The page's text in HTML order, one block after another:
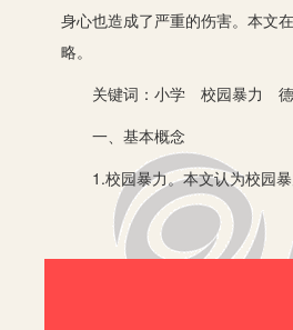
身心也造成了严重的伤害。本文
略。
关键词：小学 校园暴力
一、基本概念
1.校园暴力。本文认为校园暴
家长或教师及时察觉、引导和
2.德育。当代教育提倡德智体
师日常生活中严格要求的日常
义的德育是指道德教育。广义